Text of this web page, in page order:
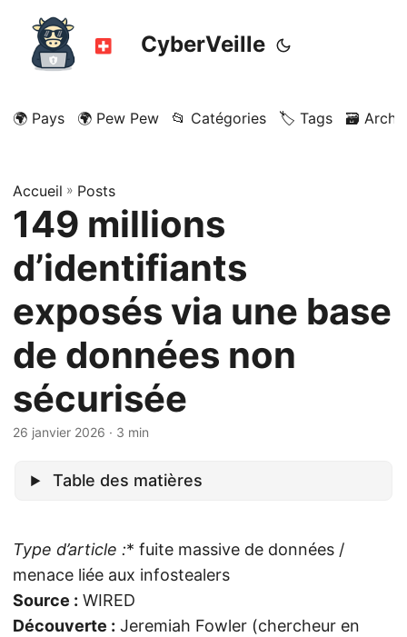
CyberVeille
🌍 Pays 🌍 Pew Pew 📂 Catégories 🏷️ Tags 🗃️
Accueil » Posts
149 millions
d’identifiants
exposés via une base
de données non
sécurisée
26 janvier 2026 · 3 min
Table des matières
Type d’article :* fuite massive de données /
menace liée aux infostealers
Source : WIRED
Découverte : Jeremiah Fowler (chercheur en